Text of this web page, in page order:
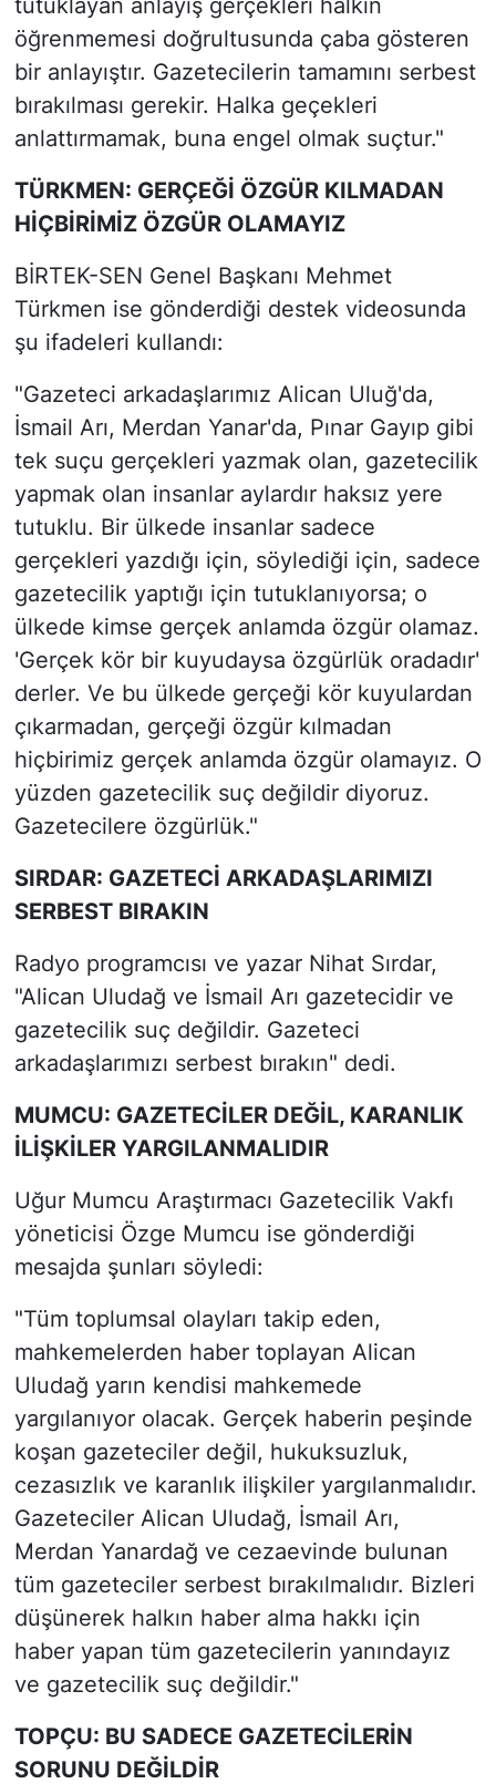
öğrenmemesi doğrultusunda çaba gösteren
bir anlayıştır. Gazetecilerin tamamını serbest
bırakılması gerekir. Halka geçekleri
anlattırmamak, buna engel olmak suçtur."
TÜRKMEN: GERÇEĞİ ÖZGÜR KILMADAN
HİÇBİRİMİZ ÖZGÜR OLAMAYIZ
BİRTEK-SEN Genel Başkanı Mehmet
Türkmen ise gönderdiği destek videosunda
şu ifadeleri kullandı:
"Gazeteci arkadaşlarımız Alican Uluğ'da,
İsmail Arı, Merdan Yanar'da, Pınar Gayıp gibi
tek suçu gerçekleri yazmak olan, gazetecilik
yapmak olan insanlar aylardır haksız yere
tutuklu. Bir ülkede insanlar sadece
gerçekleri yazdığı için, söylediği için, sadece
gazetecilik yaptığı için tutuklanıyorsa; o
ülkede kimse gerçek anlamda özgür olamaz.
'Gerçek kör bir kuyudaysa özgürlük oradadır'
derler. Ve bu ülkede gerçeği kör kuyulardan
çıkarmadan, gerçeği özgür kılmadan
hiçbirimiz gerçek anlamda özgür olamayız. O
yüzden gazetecilik suç değildir diyoruz.
Gazetecilere özgürlük."
SIRDAR: GAZETECİ ARKADAŞLARIMIZI
SERBEST BIRAKIN
Radyo programcısı ve yazar Nihat Sırdar,
"Alican Uludağ ve İsmail Arı gazetecidir ve
gazetecilik suç değildir. Gazeteci
arkadaşlarımızı serbest bırakın" dedi.
MUMCU: GAZETECİLER DEĞİL, KARANLIK
İLİŞKİLER YARGILANMALIDIR
Uğur Mumcu Araştırmacı Gazetecilik Vakfı
yöneticisi Özge Mumcu ise gönderdiği
mesajda şunları söyledi:
"Tüm toplumsal olayları takip eden,
mahkemelerden haber toplayan Alican
Uludağ yarın kendisi mahkemede
yargılanıyor olacak. Gerçek haberin peşinde
koşan gazeteciler değil, hukuksuzluk,
cezasızlık ve karanlık ilişkiler yargılanmalıdır.
Gazeteciler Alican Uludağ, İsmail Arı,
Merdan Yanardağ ve cezaevinde bulunan
tüm gazeteciler serbest bırakılmalıdır. Bizleri
düşünerek halkın haber alma hakkı için
haber yapan tüm gazetecilerin yanındayız
ve gazetecilik suç değildir."
TOPÇU: BU SADECE GAZETECİLERİN
SORUNU DEĞİLDİR